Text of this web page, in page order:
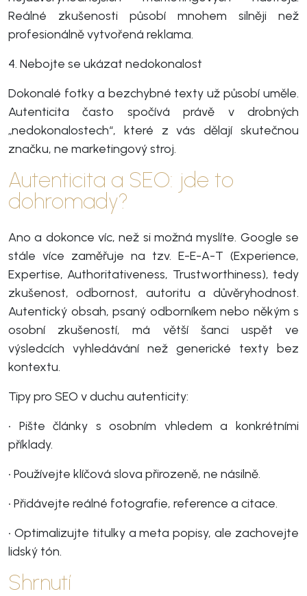
Reálné zkušenosti působí mnohem silněji než
profesionálně vytvořená reklama.
4. Nebojte se ukázat nedokonalost
Dokonalé fotky a bezchybné texty už působí uměle.
Autenticita často spočívá právě v drobných
„nedokonalostech“, které z vás dělají skutečnou
značku, ne marketingový stroj.
Autenticita a SEO: jde to
dohromady?
Ano a dokonce víc, než si možná myslíte. Google se
stále více zaměřuje na tzv. E-E-A-T (Experience,
Expertise, Authoritativeness, Trustworthiness), tedy
zkušenost, odbornost, autoritu a důvěryhodnost.
Autentický obsah, psaný odborníkem nebo někým s
osobní zkušeností, má větší šanci uspět ve
výsledcích vyhledávání než generické texty bez
kontextu.
Tipy pro SEO v duchu autenticity:
• Pište články s osobním vhledem a konkrétními
příklady.
• Používejte klíčová slova přirozeně, ne násilně.
• Přidávejte reálné fotografie, reference a citace.
• Optimalizujte titulky a meta popisy, ale zachovejte
lidský tón.
Shrnutí